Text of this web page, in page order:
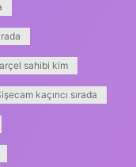
sahibi kim
kaçıncı sırada